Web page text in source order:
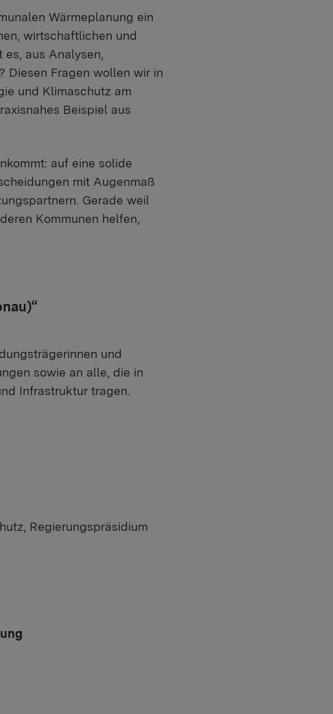
Wärmeplanung ein
wirtschaftlichen und
aus Analysen,
Diesen Fragen wollen wir in
und Klimaschutz am
Beispiel aus
auf eine solide
mit Augenmaß
Gerade weil
Kommunen helfen,
und
sowie an alle, die in
Infrastruktur tragen.
Regierungspräsidium